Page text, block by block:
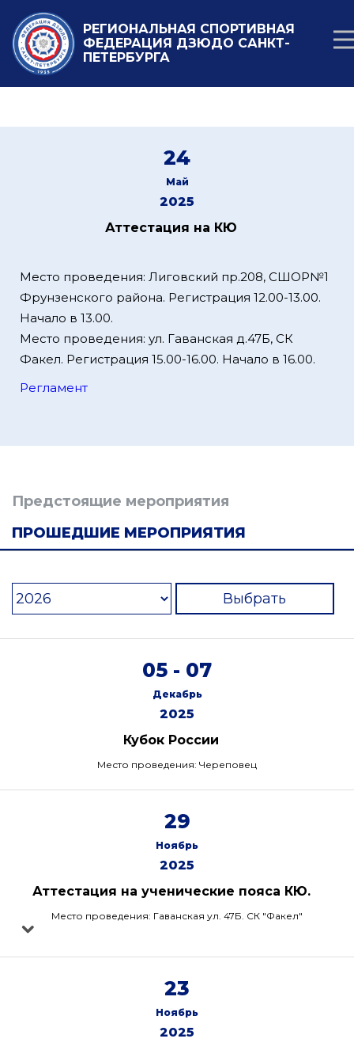
РЕГИОНАЛЬНАЯ СПОРТИВНАЯ
ФЕДЕРАЦИЯ ДЗЮДО САНКТ-
ПЕТЕРБУРГА
24
Май
2025
Аттестация на КЮ
Место проведения: Лиговский пр.208, СШОР№1
Фрунзенского района. Регистрация 12.00-13.00.
Начало в 13.00.
Место проведения: ул. Гаванская д.47Б, СК
Факел. Регистрация 15.00-16.00. Начало в 16.00.
Регламент
Предстоящие мероприятия
ПРОШЕДШИЕ МЕРОПРИЯТИЯ
Выбрать
05 - 07
Декабрь
2025
Кубок России
Место проведения: Череповец
29
Ноябрь
2025
Аттестация на ученические пояса КЮ.
Место проведения: Гаванская ул. 47Б. СК "Факел"
23
Ноябрь
2025